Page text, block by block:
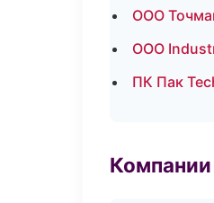
ООО
ООО
ПК Пак